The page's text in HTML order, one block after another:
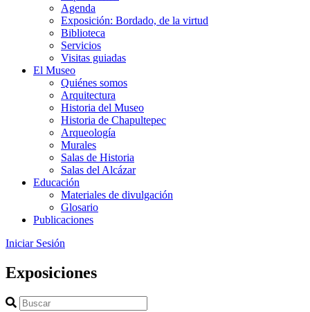
Agenda
Exposición: Bordado, de la virtud
Biblioteca
Servicios
Visitas guiadas
El Museo
Quiénes somos
Arquitectura
Historia del Museo
Historia de Chapultepec
Arqueología
Murales
Salas de Historia
Salas del Alcázar
Educación
Materiales de divulgación
Glosario
Publicaciones
Iniciar Sesión
Exposiciones